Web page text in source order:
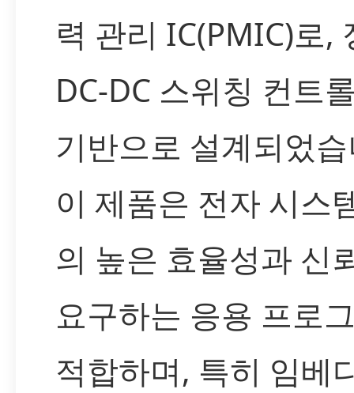
력 관리 IC(PMIC)로,
DC-DC 스위칭 컨트
기반으로 설계되었
이 제품은 전자 시스
의 높은 효율성과 신
요구하는 응용 프로
적합하며, 특히 임베